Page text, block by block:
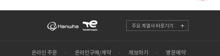
주요 계열사 바로가기
온라인 주문 온라인구매/계약 제보하기 방문예약